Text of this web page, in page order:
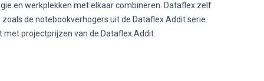
en werkplekken met elkaar combineren. Dataflex zelf
de notebookverhogers uit de Dataflex Addit serie.
projectprijzen van de Dataflex Addit.